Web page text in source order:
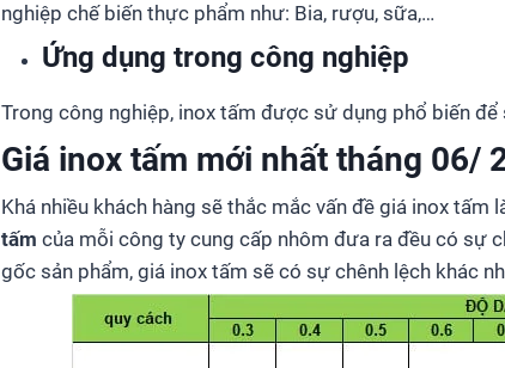
nghiệp chế biến thực phẩm như: Bia, rượu, sữa,…
Ứng dụng trong công nghiệp
Trong công nghiệp, inox tấm được sử dụng phổ biến
Giá inox tấm mới nhất tháng 06/
Khá nhiều khách hàng sẽ thắc mắc vấn đề giá inox tấm
tấm của mỗi công ty cung cấp nhôm đưa ra đều có sự
gốc sản phẩm, giá inox tấm sẽ có sự chênh lệch khác